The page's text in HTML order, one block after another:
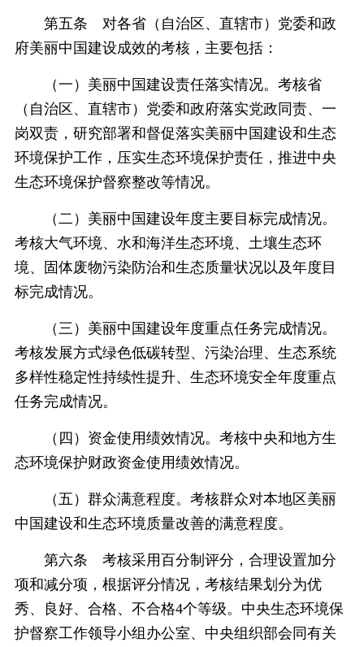
第五条 对各省（自治区、直辖市）党委和政
府美丽中国建设成效的考核，主要包括：
（一）美丽中国建设责任落实情况。考核省
（自治区、直辖市）党委和政府落实党政同责、一
岗双责，研究部署和督促落实美丽中国建设和生态
环境保护工作，压实生态环境保护责任，推进中央
生态环境保护督察整改等情况。
（二）美丽中国建设年度主要目标完成情况。
考核大气环境、水和海洋生态环境、土壤生态环
境、固体废物污染防治和生态质量状况以及年度目
标完成情况。
（三）美丽中国建设年度重点任务完成情况。
考核发展方式绿色低碳转型、污染治理、生态系统
多样性稳定性持续性提升、生态环境安全年度重点
任务完成情况。
（四）资金使用绩效情况。考核中央和地方生
态环境保护财政资金使用绩效情况。
（五）群众满意程度。考核群众对本地区美丽
中国建设和生态环境质量改善的满意程度。
第六条 考核采用百分制评分，合理设置加分
项和减分项，根据评分情况，考核结果划分为优
秀、良好、合格、不合格4个等级。中央生态环境保
护督察工作领导小组办公室、中央组织部会同有关